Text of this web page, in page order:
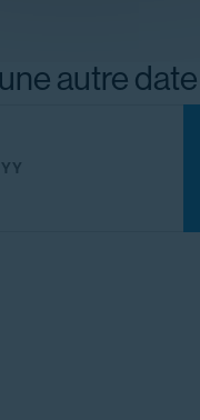
autre date